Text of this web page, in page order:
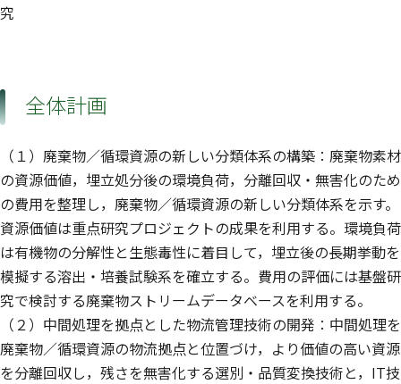
究
全体計画
（１）廃棄物／循環資源の新しい分類体系の構築：廃棄物素材
の資源価値，埋立処分後の環境負荷，分離回収・無害化のため
の費用を整理し，廃棄物／循環資源の新しい分類体系を示す。
資源価値は重点研究プロジェクトの成果を利用する。環境負荷
は有機物の分解性と生態毒性に着目して，埋立後の長期挙動を
模擬する溶出・培養試験系を確立する。費用の評価には基盤研
究で検討する廃棄物ストリームデータベースを利用する。
（２）中間処理を拠点とした物流管理技術の開発：中間処理を
廃棄物／循環資源の物流拠点と位置づけ，より価値の高い資源
を分離回収し，残さを無害化する選別・品質変換技術と，IT技